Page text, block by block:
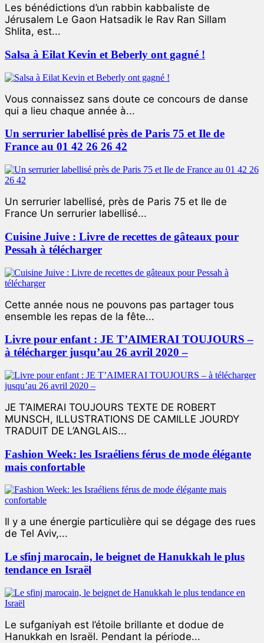
Les bénédictions d’un rabbin kabbaliste de
Jérusalem Le Gaon Hatsadik le Rav Ran Sillam
Shlita, est...
Salsa à Eilat Kevin et Beberly ont gagné !
Vous connaissez sans doute ce concours de danse
qui a lieu chaque année à...
Un serrurier labellisé près de Paris 75 et Ile de
France au 01 42 26 26 42
Un serrurier labellisé, près de Paris 75 et Ile de
France Un serrurier labellisé...
Cuisine Juive : Livre de recettes de gâteaux pour
Pessah à télécharger
Cette année nous ne pouvons pas partager tous
ensemble les repas de la fête...
Livre pour enfant : JE T’AIMERAI TOUJOURS –
à télécharger jusqu’au 26 avril 2020 –
JE T’AIMERAI TOUJOURS TEXTE DE ROBERT
MUNSCH, ILLUSTRATIONS DE CAMILLE JOURDY
TRADUIT DE L’ANGLAIS...
Fashion Week: les Israéliens férus de mode élégante
mais confortable
Il y a une énergie particulière qui se dégage des rues
de Tel Aviv,...
Le sfinj marocain, le beignet de Hanukkah le plus
tendance en Israël
Le sufganiyah est l’étoile brillante et dodue de
Hanukkah en Israël. Pendant la période...